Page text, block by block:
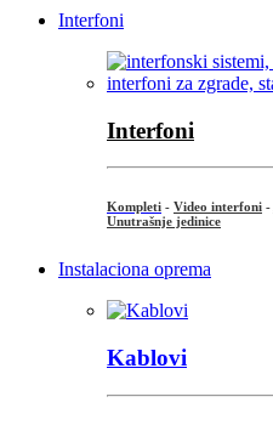
Interfoni
Interfoni
Kompleti - Video interfoni -
Unutrašnje jedinice
Instalaciona oprema
Kablovi